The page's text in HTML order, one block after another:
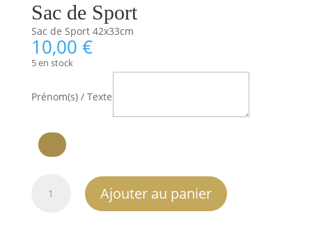
Sac de Sport
Sac de Sport 42x33cm
10,00 €
5 en stock
Prénom(s) / Texte
Ajouter au panier